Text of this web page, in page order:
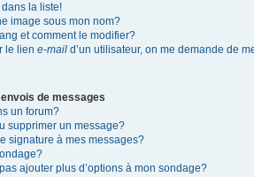
dans la liste!
image sous mon nom?
et comment le modifier?
le lien e-mail d’un utilisateur, on me demande de
de messages
un forum?
supprimer un message?
signature à mes messages?
ajouter plus d’options à mon sondage?